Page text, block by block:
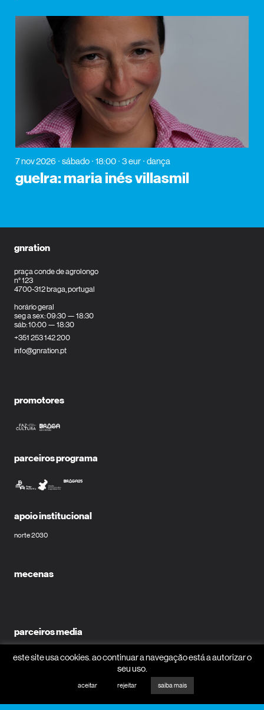
7 nov 2026 sábado 18:00 3 eur dança
guelra: maria inés villasmil
gnration
praça conde de agrolongo
n° 123
4700-312 braga, portugal
horário geral
seg a sex: 09:30 — 18:30
sáb: 10:00 — 18:30
+351 253 142 200
info@gnration.pt
promotores
parceiros programa
apoio institucional
norte 2030
mecenas
parceiros media
este site usa cookies. ao continuar a navegação está a autorizar o
seu uso.
aceitar rejeitar saiba mais